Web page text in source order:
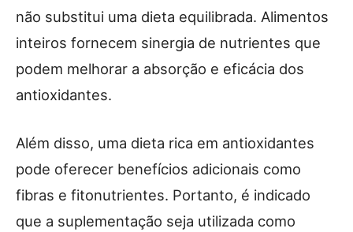
não substitui uma dieta equilibrada. Alimentos
inteiros fornecem sinergia de nutrientes que
podem melhorar a absorção e eficácia dos
antioxidantes.
Além disso, uma dieta rica em antioxidantes
pode oferecer benefícios adicionais como
fibras e fitonutrientes. Portanto, é indicado
que a suplementação seja utilizada como